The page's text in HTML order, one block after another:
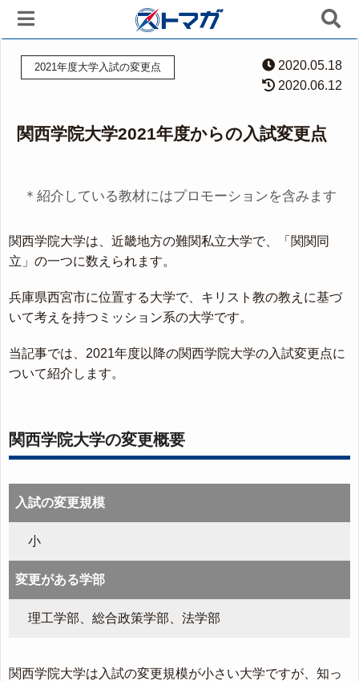
2021年度大学入試の変更点
2020.05.18
2020.06.12
関西学院大学2021年度からの入試変更点
＊紹介している教材にはプロモーションを含みます
関西学院大学は、近畿地方の難関私立大学で、「関関同
立」の一つに数えられます。
兵庫県西宮市に位置する大学で、キリスト教の教えに基づ
いて考えを持つミッション系の大学です。
当記事では、2021年度以降の関西学院大学の入試変更点に
ついて紹介します。
関西学院大学の変更概要
入試の変更規模
小
変更がある学部
理工学部、総合政策学部、法学部
関西学院大学は入試の変更規模が小さい大学ですが、知っ